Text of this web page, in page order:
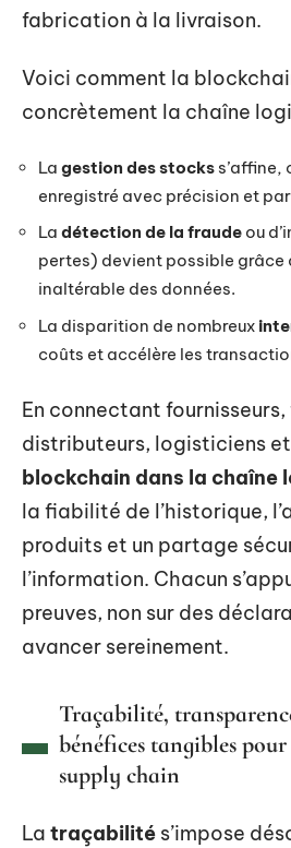
fabrication à la livraison.
Voici comment la
concrètement la chaîne
La gestion des stocks s’affine,
enregistré avec précision et
La détection de la fraude ou
pertes) devient possible grâce
inaltérable des données.
La disparition de nombreux
coûts et accélère les
En connectant
distributeurs, logisticiens
blockchain dans la chaîne
la fiabilité de l’historique,
produits et un partage
l’information. Chacun
preuves, non sur des
avancer sereinement.
Traçabilité,
bénéfices tangibles
supply chain
La traçabilité s’impose